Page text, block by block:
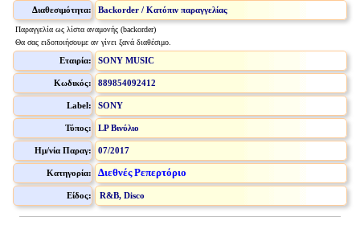
Διαθεσιμότητα: Backorder / Κατόπιν παραγγελίας
Παραγγελία ως λίστα αναμονής (backorder)
Θα σας ειδοποιήσουμε αν γίνει ξανά διαθέσιμο.
Εταιρία: SONY MUSIC
Κωδικός: 889854092412
Label: SONY
Τύπος: LP Βινύλιο
Ημ/νία Παραγ: 07/2017
Κατηγορία: Διεθνές Ρεπερτόριο
Είδος: R&B, Disco